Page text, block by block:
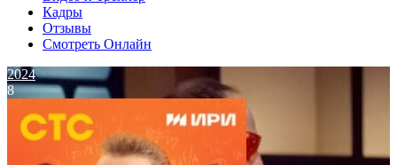
Кадры
Отзывы
Смотреть Онлайн
2024
8